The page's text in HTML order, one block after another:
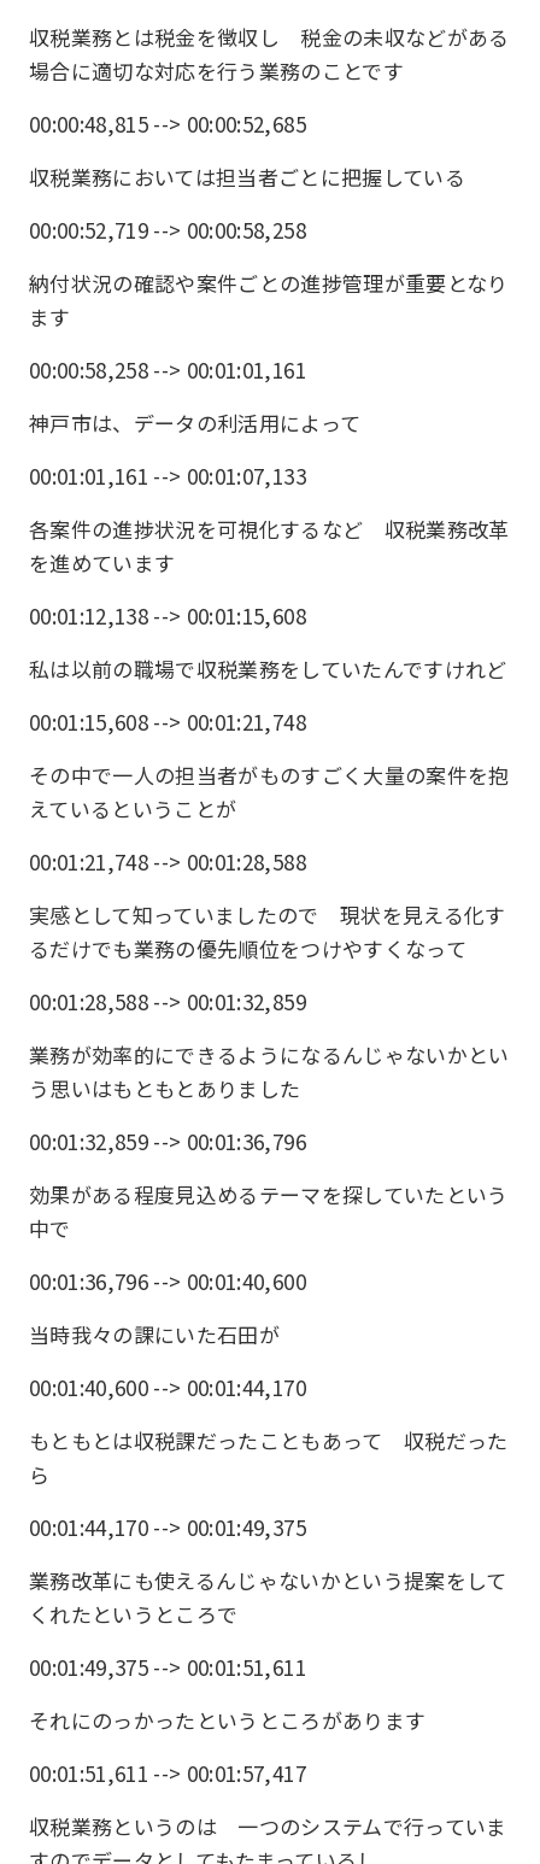
収税業務とは税金を徴収し 税金の未収などがある
場合に適切な対応を行う業務のことです
00:00:48,815 --> 00:00:52,685
収税業務においては担当者ごとに把握している
00:00:52,719 --> 00:00:58,258
納付状況の確認や案件ごとの進捗管理が重要となり
ます
00:00:58,258 --> 00:01:01,161
神戸市は、データの利活用によって
00:01:01,161 --> 00:01:07,133
各案件の進捗状況を可視化するなど 収税業務改革
を進めています
00:01:12,138 --> 00:01:15,608
私は以前の職場で収税業務をしていたんですけれど
00:01:15,608 --> 00:01:21,748
その中で一人の担当者がものすごく大量の案件を抱
えているということが
00:01:21,748 --> 00:01:28,588
実感として知っていましたので 現状を見える化す
るだけでも業務の優先順位をつけやすくなって
00:01:28,588 --> 00:01:32,859
業務が効率的にできるようになるんじゃないかとい
う思いはもともとありました
00:01:32,859 --> 00:01:36,796
効果がある程度見込めるテーマを探していたという
中で
00:01:36,796 --> 00:01:40,600
当時我々の課にいた石田が
00:01:40,600 --> 00:01:44,170
もともとは収税課だったこともあって 収税だった
ら
00:01:44,170 --> 00:01:49,375
業務改革にも使えるんじゃないかという提案をして
くれたというところで
00:01:49,375 --> 00:01:51,611
それにのっかったというところがあります
00:01:51,611 --> 00:01:57,417
収税業務というのは 一つのシステムで行っていま